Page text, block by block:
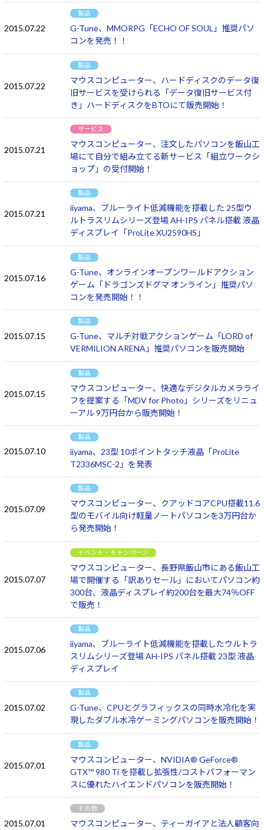
2015.07.22
製品
G-Tune、MMORPG「ECHO OF SOUL」推奨パソ
コンを発売！！
2015.07.22
製品
マウスコンピューター、ハードディスクのデータ復
旧サービスを受けられる「データ復旧サービス付
き」ハードディスクをBTOにて販売開始！
2015.07.21
サービス
マウスコンピューター、注文したパソコンを飯山工
場にて自分で組み立てる新サービス「組立ワークシ
ョップ」の受付開始！
2015.07.21
製品
iiyama、ブルーライト低減機能を搭載した 25型ウ
ルトラスリムシリーズ登場 AH-IPS パネル搭載 液晶
ディスプレイ「ProLite XU2590HS」
2015.07.16
製品
G-Tune、オンラインオープンワールドアクション
ゲーム「ドラゴンズドグマ オンライン」推奨パソ
コンを発売開始！！
2015.07.15
製品
G-Tune、マルチ対戦アクションゲーム「LORD of
VERMILION ARENA」推奨パソコンを販売開始
2015.07.15
製品
マウスコンピューター、快適なデジタルカメラライ
フを提案する「MDV for Photo」シリーズをリニュ
ーアル 9万円台から販売開始！
2015.07.10
製品
iiyama、23型 10ポイントタッチ液晶「ProLite
T2336MSC-2」を発表
2015.07.09
製品
マウスコンピューター、クアッドコアCPU搭載11.6
型のモバイル向け軽量ノートパソコンを3万円台か
ら発売開始！
2015.07.07
イベント・キャンペーン
マウスコンピューター、長野県飯山市にある飯山工
場で開催する「訳ありセール」においてパソコン約
300台、液晶ディスプレイ約200台を最大74％OFF
で販売！
2015.07.06
製品
iiyama、ブルーライト低減機能を搭載したウルトラ
スリムシリーズ登場 AH-IPS パネル搭載 23型 液晶
ディスプレイ
2015.07.02
製品
G-Tune、CPUとグラフィックスの同時水冷化を実
現したダブル水冷ゲーミングパソコンを販売開始！
2015.07.01
製品
マウスコンピューター、NVIDIA® GeForce®
GTX™ 980 Ti を搭載し拡張性/コストパフォーマン
スに優れたハイエンドパソコンを販売開始！
2015.07.01
その他
マウスコンピューター、ティーガイアと法人顧客向